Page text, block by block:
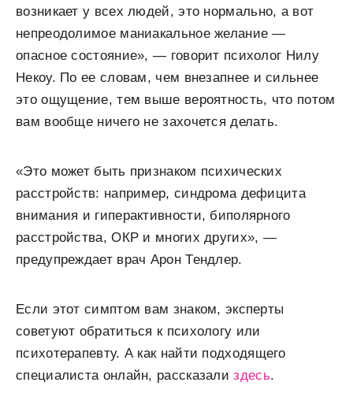
возникает у всех людей, это нормально, а вот
непреодолимое маниакальное желание —
опасное состояние», — говорит психолог Нилу
Некоу. По ее словам, чем внезапнее и сильнее
это ощущение, тем выше вероятность, что потом
вам вообще ничего не захочется делать.
«Это может быть признаком психических
расстройств: например, синдрома дефицита
внимания и гиперактивности, биполярного
расстройства, ОКР и многих других», —
предупреждает врач Арон Тендлер.
Если этот симптом вам знаком, эксперты
советуют обратиться к психологу или
психотерапевту. А как найти подходящего
специалиста онлайн, рассказализдесь.